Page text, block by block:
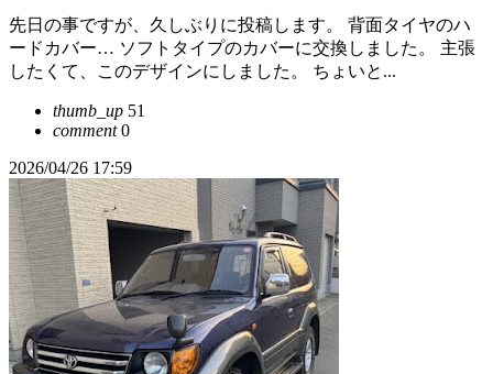
先日の事ですが、久しぶりに投稿します。 背面タイヤのハ
ードカバー… ソフトタイプのカバーに交換しました。 主張
したくて、このデザインにしました。 ちょいと...
thumb_up 51
comment0
2026/04/26 17:59